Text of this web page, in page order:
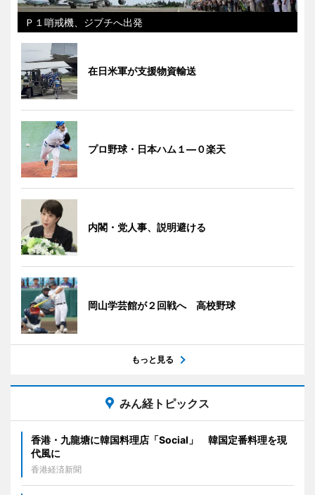
Ｐ１哨戒機、ジブチへ出発
在日米軍が支援物資輸送
プロ野球・日本ハム１―０楽天
内閣・党人事、説明避ける
岡山学芸館が２回戦へ 高校野球
もっと見る
みん経トピックス
香港・九龍塘に韓国料理店「Social」 韓国定番料理を現
代風に
香港経済新聞